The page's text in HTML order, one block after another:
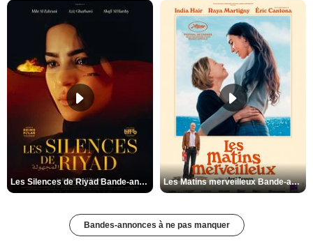
Les Silences de Riyad Bande-annonce VO STFR Les Matins merveilleux Bande-annonce VF
Bandes-annonces à ne pas manquer